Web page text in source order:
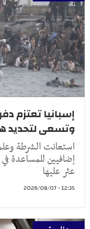
إسبانيا تعتزم
وتسعى لتحديد
استعانت الشرطة
عثر عليها
12:35 - 2026/08/07